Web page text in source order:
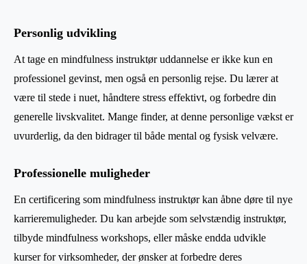
Personlig udvikling
At tage en mindfulness instruktør uddannelse er ikke kun en
professionel gevinst, men også en personlig rejse. Du lærer at
være til stede i nuet, håndtere stress effektivt, og forbedre din
generelle livskvalitet. Mange finder, at denne personlige vækst er
uvurderlig, da den bidrager til både mental og fysisk velvære.
Professionelle muligheder
En certificering som mindfulness instruktør kan åbne døre til nye
karrieremuligheder. Du kan arbejde som selvstændig instruktør,
tilbyde mindfulness workshops, eller måske endda udvikle
kurser for virksomheder, der ønsker at forbedre deres